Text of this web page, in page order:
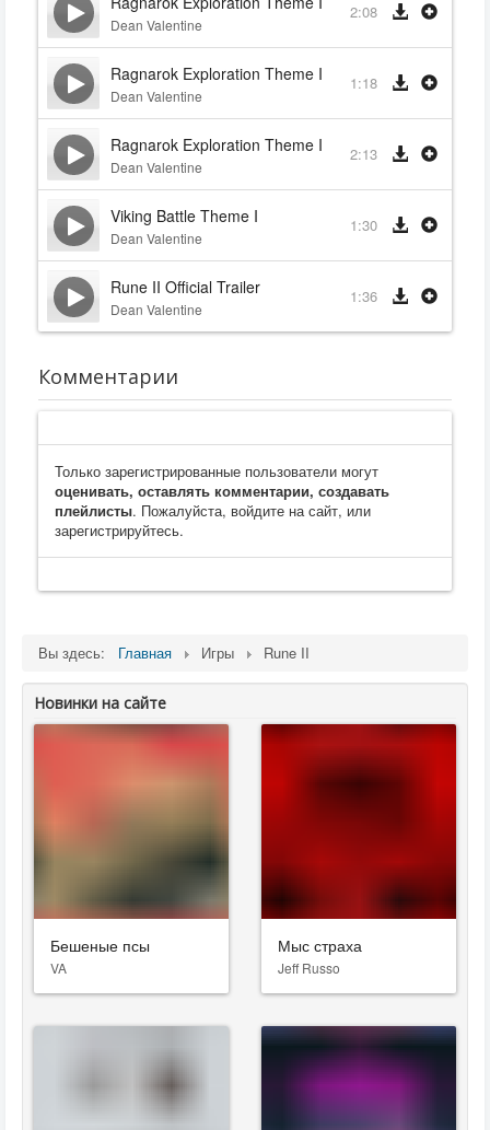
Dean Valentine
2:08
Ragnarok Exploration Theme II
Dean Valentine
1:18
Ragnarok Exploration Theme IIII
Dean Valentine
2:13
Viking Battle Theme I
Dean Valentine
1:30
Rune II Official Trailer
Dean Valentine
1:36
Комментарии
Только зарегистрированные пользователи могут
оценивать, оставлять комментарии, создавать
плейлисты. Пожалуйста, войдите на сайт, или
зарегистрируйтесь.
Вы здесь: Главная Игры Rune II
Новинки на сайте
Бешеные псы
VA
Мыс страха
Jeff Russo